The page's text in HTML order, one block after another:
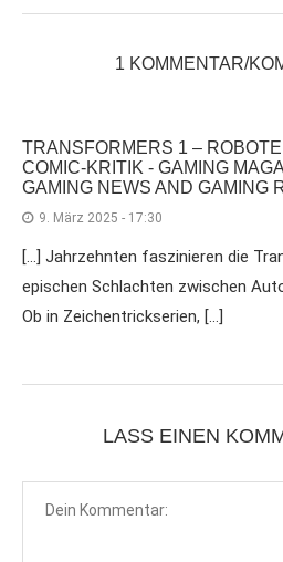
1 KOMMENTAR/
TRANSFORMERS 1 –
COMIC-KRITIK - GAMING
GAMING NEWS AND GAMING
9. März 2025 - 17:30
[…] Jahrzehnten faszinieren die
epischen Schlachten zwischen
Ob in Zeichentrickserien, […]
LASS EINEN